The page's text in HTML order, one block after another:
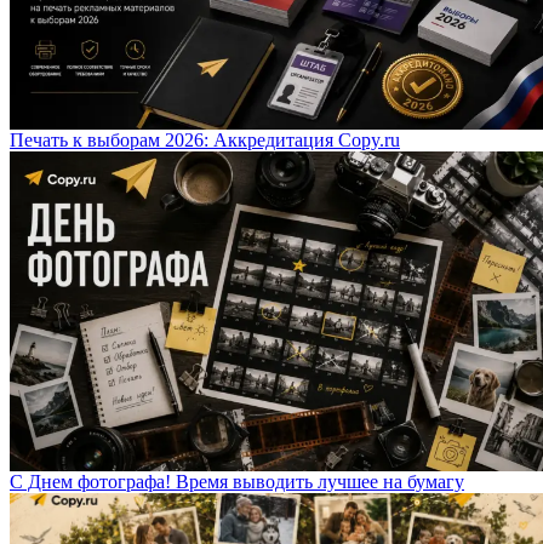
Печать к выборам 2026: Аккредитация Copy.ru
С Днем фотографа! Время выводить лучшее на бумагу